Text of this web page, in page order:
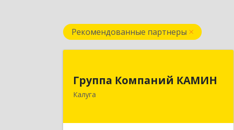
Рекомендованные партнеры
Группа Компаний КАМИН
Калуга
Теренинский пер, дом № 6, оф.403
Подробнее